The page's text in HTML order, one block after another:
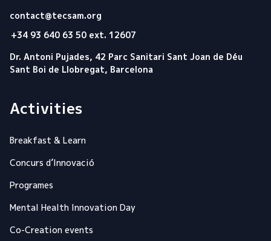
contact@tecsam.org
+34 93 640 63 50 ext. 12607
Dr. Antoni Pujades, 42 Parc Sanitari Sant Joan de Déu
Sant Boi de Llobregat, Barcelona
Activities
Breakfast & Learn
Concurs d’Innovació
Programes
Mental Health Innovation Day
Co-Creation events